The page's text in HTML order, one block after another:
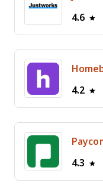
4.6
4.2
4.3